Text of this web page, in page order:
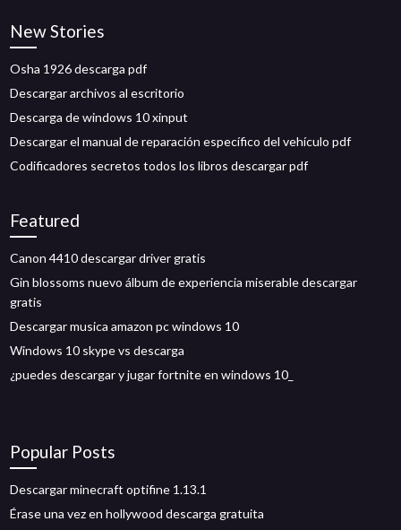
New Stories
Osha 1926 descarga pdf
Descargar archivos al escritorio
Descarga de windows 10 xinput
Descargar el manual de reparación específico del vehículo pdf
Codificadores secretos todos los libros descargar pdf
Featured
Canon 4410 descargar driver gratis
Gin blossoms nuevo álbum de experiencia miserable descargar
gratis
Descargar musica amazon pc windows 10
Windows 10 skype vs descarga
¿puedes descargar y jugar fortnite en windows 10_
Popular Posts
Descargar minecraft optifine 1.13.1
Érase una vez en hollywood descarga gratuita